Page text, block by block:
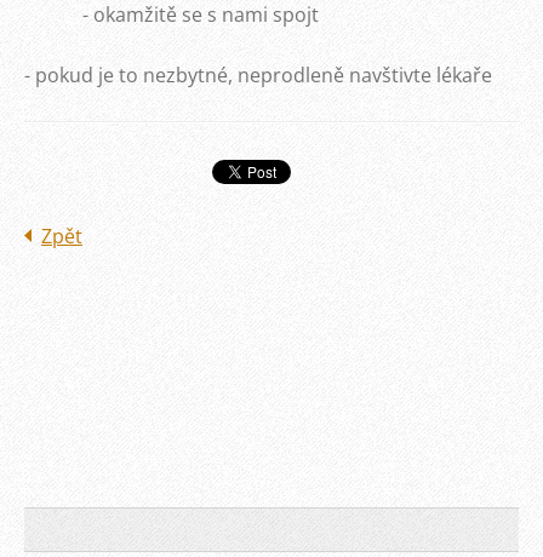
- okamžitě se s nami spojt
- pokud je to nezbytné, neprodleně navštivte lékaře
Zpět